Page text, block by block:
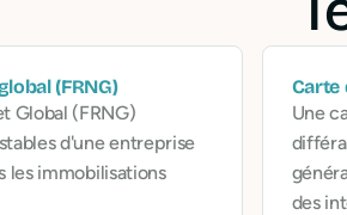
(FRNG)
Global (FRNG)
d'une entreprise
les immobilisations
Carte
Une
des